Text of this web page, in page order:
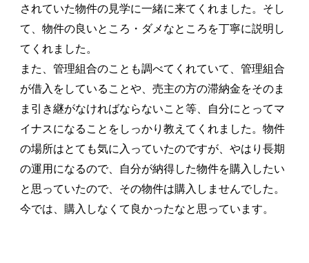
されていた物件の見学に一緒に来てくれました。そし
て、物件の良いところ・ダメなところを丁寧に説明し
てくれました。
また、管理組合のことも調べてくれていて、管理組合
が借入をしていることや、売主の方の滞納金をそのま
ま引き継がなければならないこと等、自分にとってマ
イナスになることをしっかり教えてくれました。物件
の場所はとても気に入っていたのですが、やはり長期
の運用になるので、自分が納得した物件を購入したい
と思っていたので、その物件は購入しませんでした。
今では、購入しなくて良かったなと思っています。